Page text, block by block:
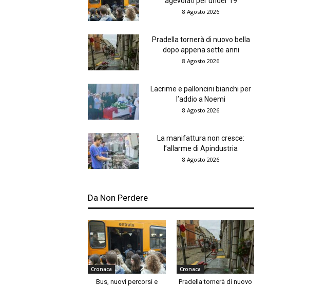
8 Agosto 2026
Pradella tornerà di nuovo bella
dopo appena sette anni
8 Agosto 2026
Lacrime e palloncini bianchi per
l’addio a Noemi
8 Agosto 2026
La manifattura non cresce:
l’allarme di Apindustria
8 Agosto 2026
Da Non Perdere
Cronaca
Bus, nuovi percorsi e
Cronaca
Pradella tornerà di nuovo